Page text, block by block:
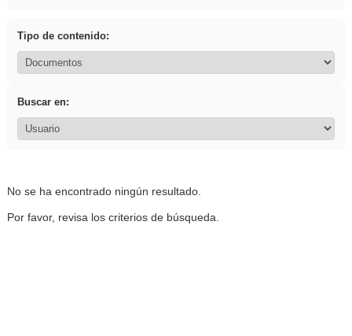
Tipo de contenido:
Buscar en:
No se ha encontrado ningún resultado.
Por favor, revisa los criterios de búsqueda.